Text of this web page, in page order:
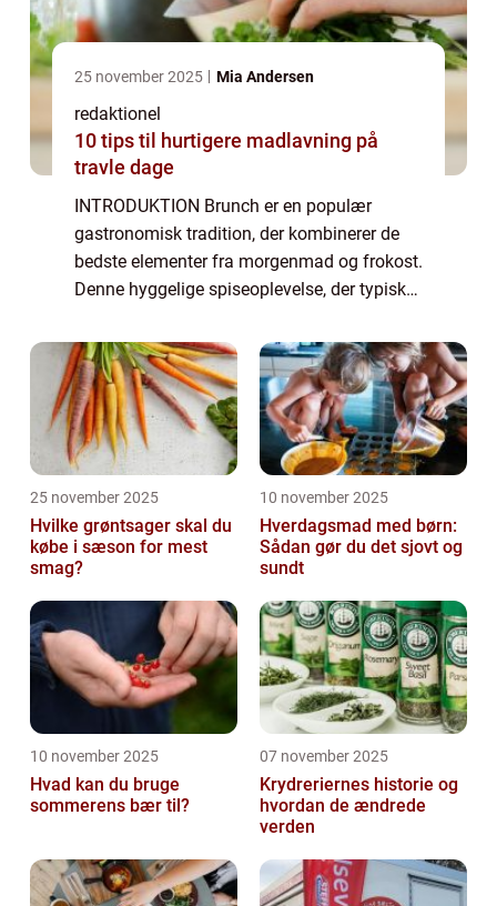
25 november 2025 Mia Andersen
redaktionel
10 tips til hurtigere madlavning på
travle dage
INTRODUKTION Brunch er en populær
gastronomisk tradition, der kombinerer de
bedste elementer fra morgenmad og frokost.
Denne hyggelige spiseoplevelse, der typisk
af lækre retter, der tilfredsstiller både m...
25 november 2025
Hvilke grøntsager skal du
købe i sæson for mest
smag?
10 november 2025
Hverdagsmad med børn:
Sådan gør du det sjovt og
sundt
10 november 2025
Hvad kan du bruge
sommerens bær til?
07 november 2025
Krydreriernes historie og
hvordan de ændrede
verden